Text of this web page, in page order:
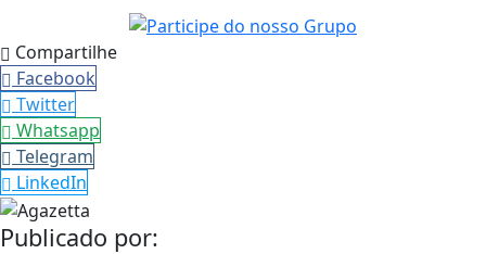
Compartilhe
Facebook
Twitter
Whatsapp
Telegram
LinkedIn
Publicado por: